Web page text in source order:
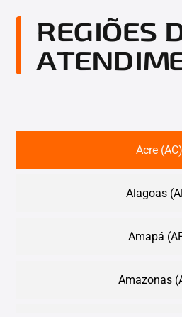
REGIÕES
Acre (AC)
Alagoas
Amapá
Amazonas